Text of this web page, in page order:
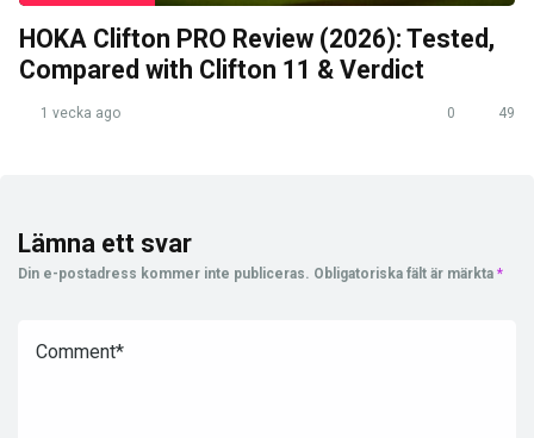
HOKA Clifton PRO Review (2026): Tested,
Compared with Clifton 11 & Verdict
1 vecka ago 0 49
Lämna ett svar
Din e-postadress kommer inte publiceras. Obligatoriska fält är märkta *